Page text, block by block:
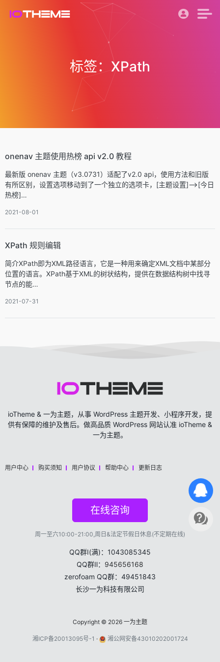
标签：XPath
onenav 主题使用热榜 api v2.0 教程
最新版 onenav 主题（v3.0731）适配了v2.0 api，使用方法和旧版
有所区别，设置选项移动到了一个独立的选项卡，[主题设置]-->[今日
热榜]…
2021-08-01
XPath 规则编辑
简介XPath即为XML路径语言，它是一种用来确定XML文档中某部分
位置的语言。XPath基于XML的树状结构，提供在数据结构树中找寻
节点的能…
2021-07-31
ioTheme & 一为主题，从事 WordPress 主题开发、小程序开发，提
供有保障的维护及售后。做高品质 WordPress 网站认准 ioTheme &
一为主题。
用户中心 购买须知 用户协议 帮助中心 更新日志
在线咨询
周一至六10:00-21:00,周日&法定节假日休息(不定期在线)
QQ群Ⅰ(满)：1043085345
QQ群Ⅱ： 945656168
zerofoam QQ群：49451843
长沙一为科技有限公司
Copyright © 2026 一为主题
湘ICP备20013095号-1 · 湘公网安备43010202001724